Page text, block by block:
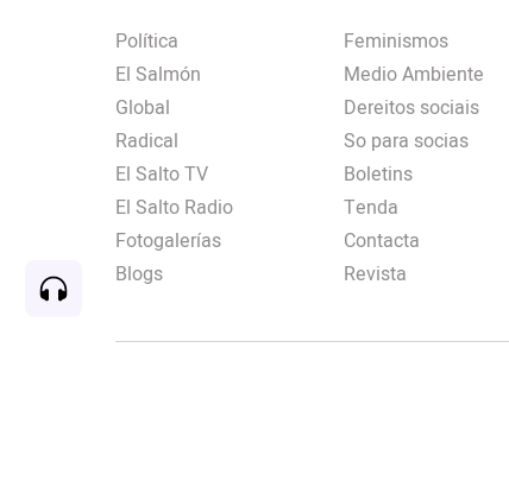
Política
El Salmón
Global
Radical
El Salto TV
El Salto Radio
Fotogalerías
Blogs
Feminismos
Medio Ambiente
Dereitos sociais
So para socias
Boletins
Tenda
Contacta
Revista